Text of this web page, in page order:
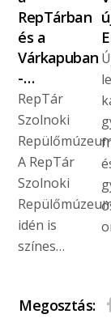
RepTárban
és a
Várkapuban
-…
RepTár
Szolnoki
A RepTár
Szolnoki
idén is
színes…
Megosztás: